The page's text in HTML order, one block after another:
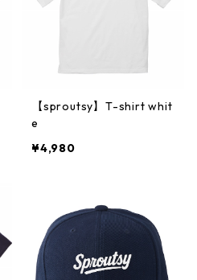
【sproutsy】T-shirt whit
e
¥4,980